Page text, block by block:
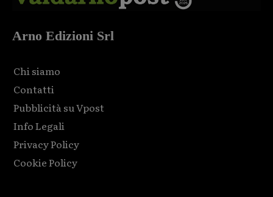
Arno Edizioni Srl
Chi siamo
Contatti
Pubblicità su Vpost
Info Legali
Privacy Policy
Cookie Policy